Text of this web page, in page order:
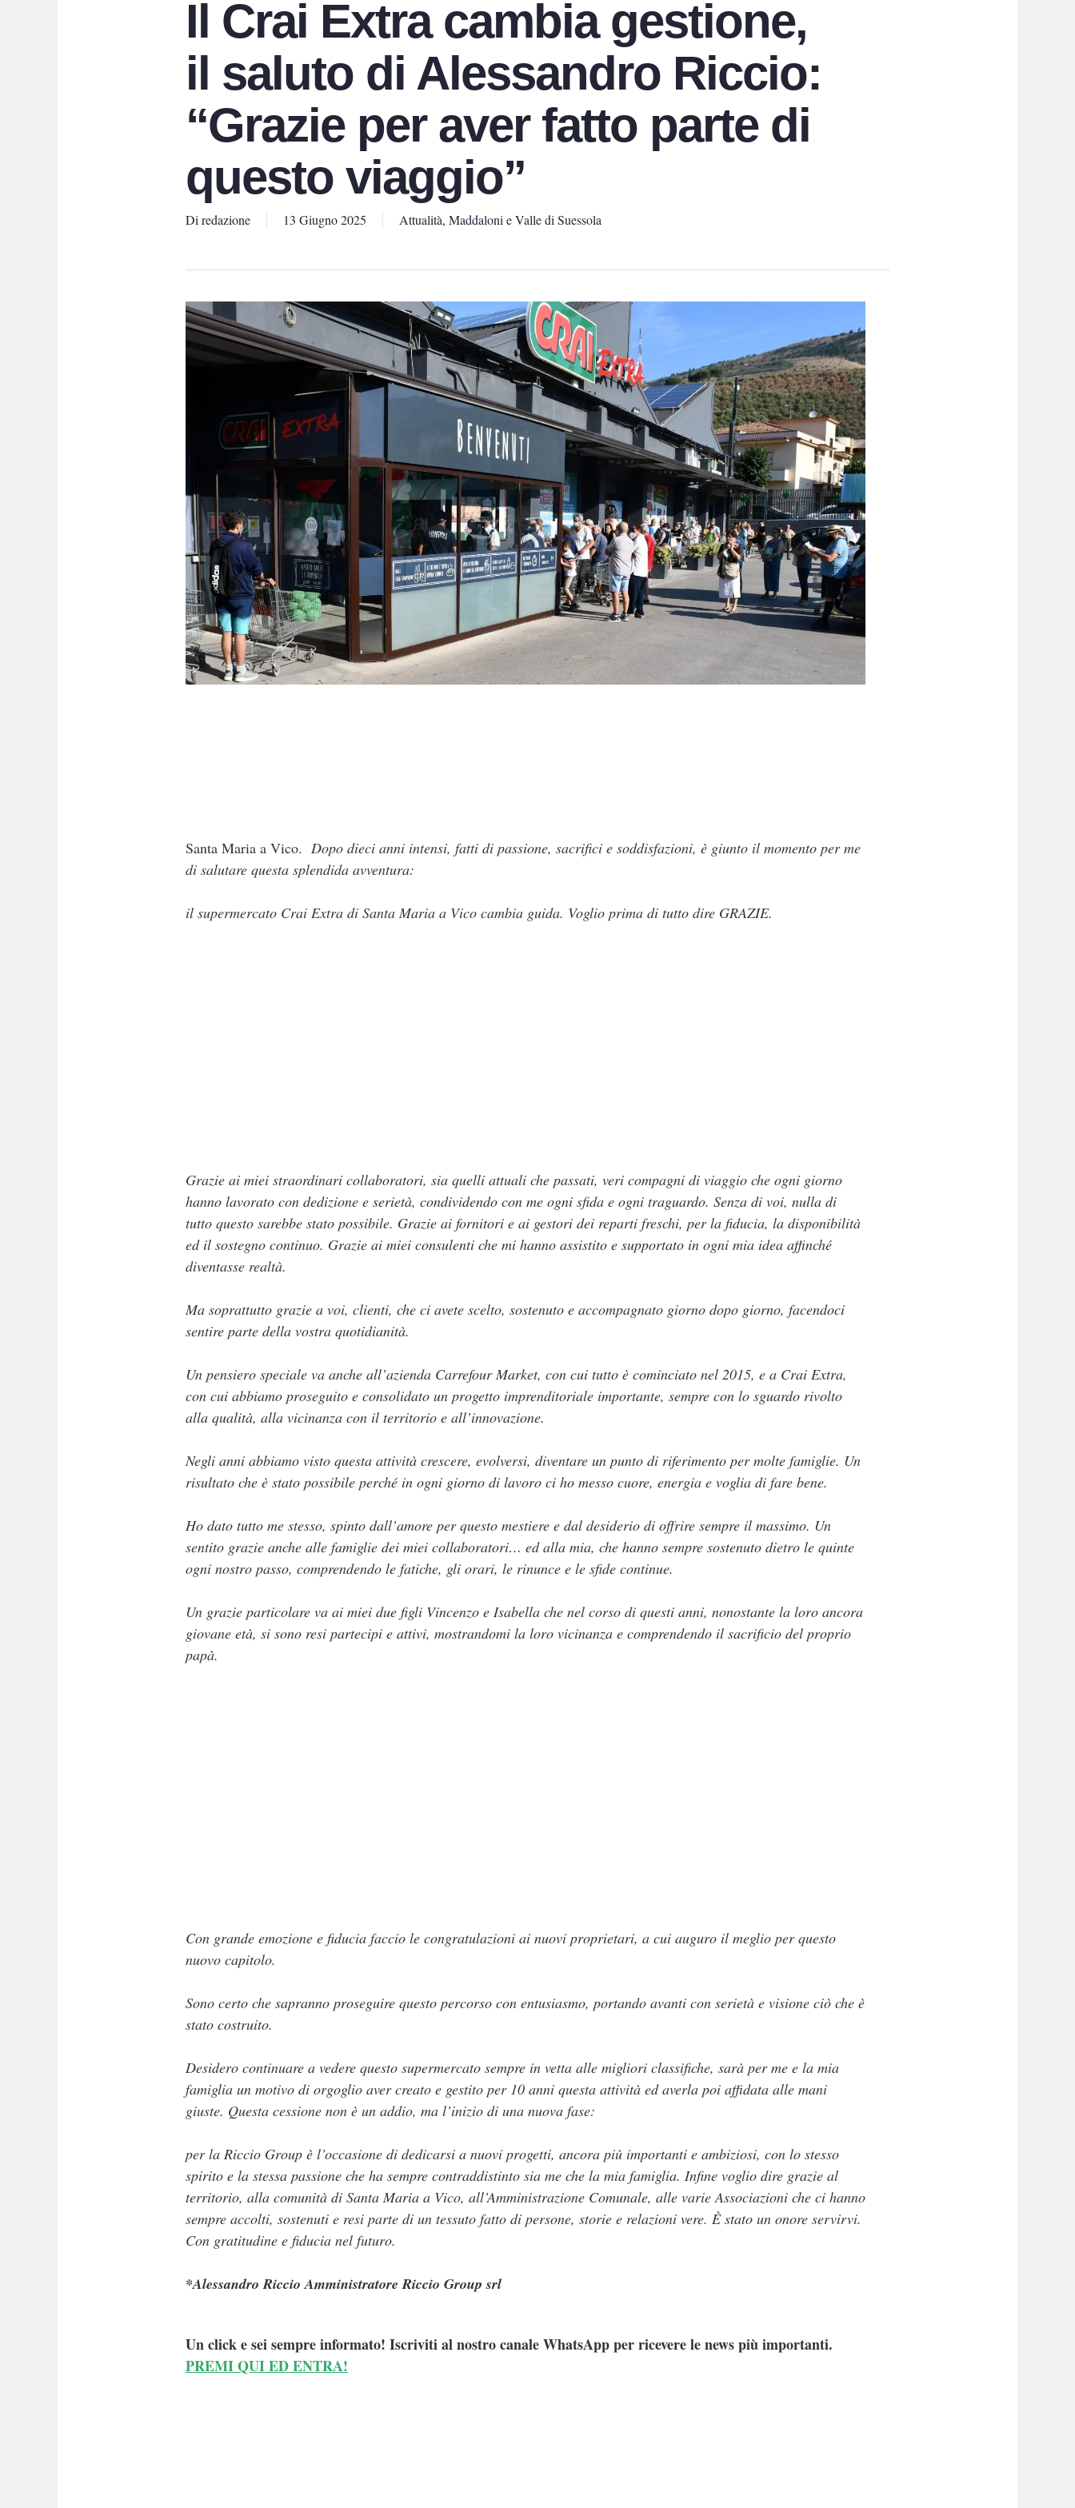
Il Crai Extra cambia gestione,
il saluto di Alessandro Riccio:
“Grazie per aver fatto parte di
questo viaggio”
Di redazione 13 Giugno 2025 Attualità, Maddaloni e Valle di Suessola
Santa Maria a Vico. Dopo dieci anni intensi, fatti di passione, sacrifici e soddisfazioni, è giunto il momento per me
di salutare questa splendida avventura:
il supermercato Crai Extra di Santa Maria a Vico cambia guida. Voglio prima di tutto dire GRAZIE.
Grazie ai miei straordinari collaboratori, sia quelli attuali che passati, veri compagni di viaggio che ogni giorno
hanno lavorato con dedizione e serietà, condividendo con me ogni sfida e ogni traguardo. Senza di voi, nulla di
tutto questo sarebbe stato possibile. Grazie ai fornitori e ai gestori dei reparti freschi, per la fiducia, la disponibilità
ed il sostegno continuo. Grazie ai miei consulenti che mi hanno assistito e supportato in ogni mia idea affinché
diventasse realtà.
Ma soprattutto grazie a voi, clienti, che ci avete scelto, sostenuto e accompagnato giorno dopo giorno, facendoci
sentire parte della vostra quotidianità.
Un pensiero speciale va anche all’azienda Carrefour Market, con cui tutto è cominciato nel 2015, e a Crai Extra,
con cui abbiamo proseguito e consolidato un progetto imprenditoriale importante, sempre con lo sguardo rivolto
alla qualità, alla vicinanza con il territorio e all’innovazione.
Negli anni abbiamo visto questa attività crescere, evolversi, diventare un punto di riferimento per molte famiglie. Un
risultato che è stato possibile perché in ogni giorno di lavoro ci ho messo cuore, energia e voglia di fare bene.
Ho dato tutto me stesso, spinto dall’amore per questo mestiere e dal desiderio di offrire sempre il massimo. Un
sentito grazie anche alle famiglie dei miei collaboratori… ed alla mia, che hanno sempre sostenuto dietro le quinte
ogni nostro passo, comprendendo le fatiche, gli orari, le rinunce e le sfide continue.
Un grazie particolare va ai miei due figli Vincenzo e Isabella che nel corso di questi anni, nonostante la loro ancora
giovane età, si sono resi partecipi e attivi, mostrandomi la loro vicinanza e comprendendo il sacrificio del proprio
papà.
Con grande emozione e fiducia faccio le congratulazioni ai nuovi proprietari, a cui auguro il meglio per questo
nuovo capitolo.
Sono certo che sapranno proseguire questo percorso con entusiasmo, portando avanti con serietà e visione ciò che è
stato costruito.
Desidero continuare a vedere questo supermercato sempre in vetta alle migliori classifiche, sarà per me e la mia
famiglia un motivo di orgoglio aver creato e gestito per 10 anni questa attività ed averla poi affidata alle mani
giuste. Questa cessione non è un addio, ma l’inizio di una nuova fase:
per la Riccio Group è l’occasione di dedicarsi a nuovi progetti, ancora più importanti e ambiziosi, con lo stesso
spirito e la stessa passione che ha sempre contraddistinto sia me che la mia famiglia. Infine voglio dire grazie al
territorio, alla comunità di Santa Maria a Vico, all’Amministrazione Comunale, alle varie Associazioni che ci hanno
sempre accolti, sostenuti e resi parte di un tessuto fatto di persone, storie e relazioni vere. È stato un onore servirvi.
Con gratitudine e fiducia nel futuro.
*Alessandro Riccio Amministratore Riccio Group srl
Un click e sei sempre informato! Iscriviti al nostro canale WhatsApp per ricevere le news più importanti.
PREMI QUI ED ENTRA!